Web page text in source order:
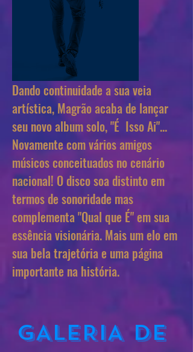
Dando continuidade a sua veia
artística, Magrão acaba de lançar
seu novo album solo, "É Isso Ai"...
Novamente com vários amigos
músicos conceituados no cenário
nacional! O disco soa distinto em
termos de sonoridade mas
complementa "Qual que É" em sua
essência visionária. Mais um elo em
sua bela trajetória e uma página
importante na história.
GALERIA DE